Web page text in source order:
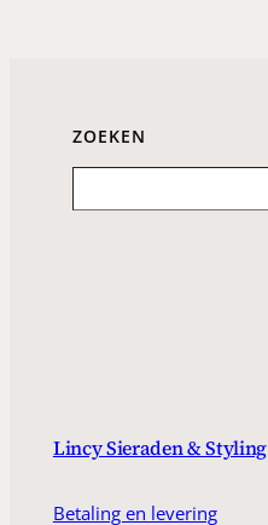
ZOEKEN
Lincy Sieraden & Styling
Betaling en levering